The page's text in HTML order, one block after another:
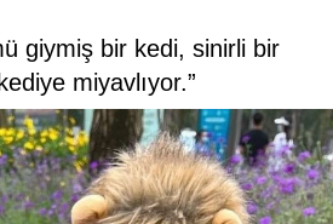
giymiş bir kedi, sinirli bir
miyavlıyor.”